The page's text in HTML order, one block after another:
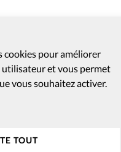
cookies pour améliorer
et vous permet
vous souhaitez activer.
TOUT